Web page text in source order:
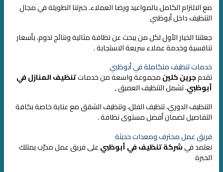
مع الالتزام الكامل بالمواعيد ورضا العملاء. خبرتنا الطويلة في مجال
التنظيف داخل أبوظبي
جعلتنا الخيار الأول لكل من يبحث عن نظافة مثالية ونتائج تدوم، بأسعار
تنافسية وخدمة عملاء سريعة الاستجابة .
خدمات تنظيف متكاملة في أبوظبي
تقدمجرين كلينمجموعة واسعة من خدماتتنظيف المنازل في
أبوظبي، تشمل التنظيف العميق ,
التنظيف الدوري، تنظيف الفلل، وتنظيف الشقق مع عناية خاصة بكافة
التفاصيل لضمان أفضل مستوى نظافة .
فريق عمل محترف ومعدات حديثة
نعتمد فيشركة تنظيف في أبوظبيعلى فريق عمل مدرّب يمتلك
الخبرة